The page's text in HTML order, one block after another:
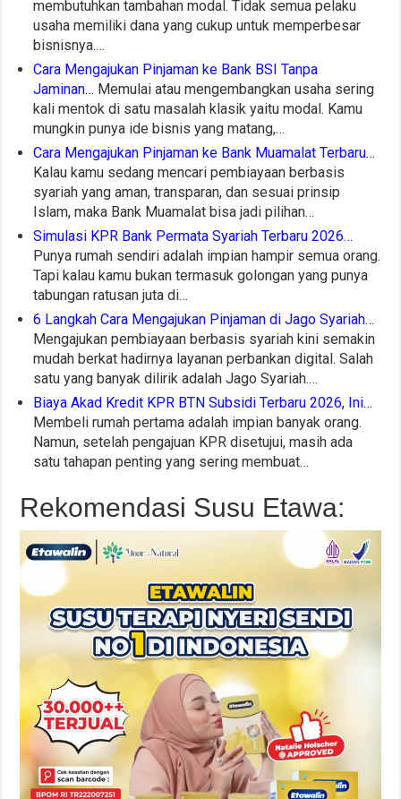
membutuhkan tambahan modal. Tidak semua pelaku
usaha memiliki dana yang cukup untuk memperbesar
bisnisnya.…
Cara Mengajukan Pinjaman ke Bank BSI Tanpa
Jaminan… Memulai atau mengembangkan usaha sering
kali mentok di satu masalah klasik yaitu modal. Kamu
mungkin punya ide bisnis yang matang,…
Cara Mengajukan Pinjaman ke Bank Muamalat Terbaru…
Kalau kamu sedang mencari pembiayaan berbasis
syariah yang aman, transparan, dan sesuai prinsip
Islam, maka Bank Muamalat bisa jadi pilihan…
Simulasi KPR Bank Permata Syariah Terbaru 2026…
Punya rumah sendiri adalah impian hampir semua orang.
Tapi kalau kamu bukan termasuk golongan yang punya
tabungan ratusan juta di…
6 Langkah Cara Mengajukan Pinjaman di Jago Syariah…
Mengajukan pembiayaan berbasis syariah kini semakin
mudah berkat hadirnya layanan perbankan digital. Salah
satu yang banyak dilirik adalah Jago Syariah.…
Biaya Akad Kredit KPR BTN Subsidi Terbaru 2026, Ini…
Membeli rumah pertama adalah impian banyak orang.
Namun, setelah pengajuan KPR disetujui, masih ada
satu tahapan penting yang sering membuat…
Rekomendasi Susu Etawa: